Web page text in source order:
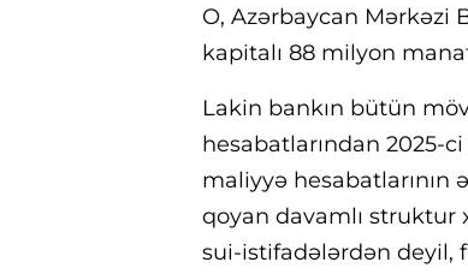
O, Azərbaycan Mərkəzi
kapitalı 88 milyon
Lakin bankın bütün
hesabatlarından
maliyyə hesabatlarının
qoyan davamlı struktur
sui-istifadələrdən deyil,